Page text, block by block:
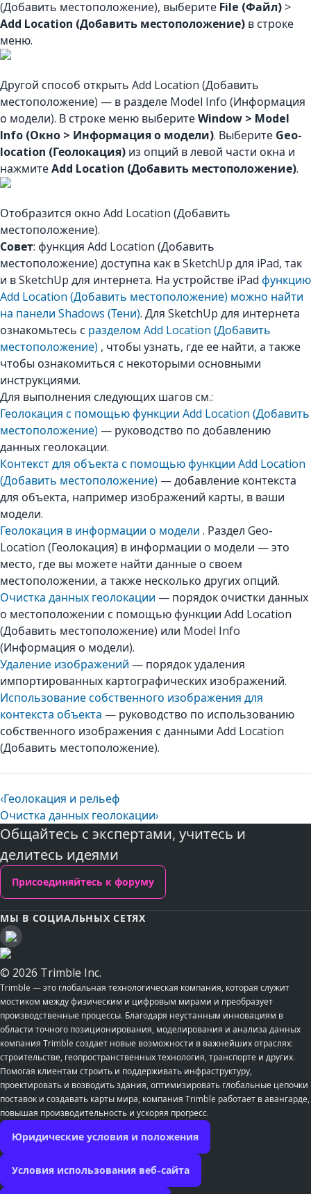
(Добавить местоположение), выберите File (Файл) >
Add Location (Добавить местоположение) в строке
меню.
Другой способ открыть Add Location (Добавить
местоположение) — в разделе Model Info (Информация
о модели). В строке меню выберитеWindow > Model
Info (Окно > Информация о модели). Выберите Geo-
location (Геолокация) из опций в левой части окна и
нажмитеAdd Location (Добавить местоположение).
Отобразится окно Add Location (Добавить
местоположение).
Совет: функция Add Location (Добавить
местоположение) доступна как в SketchUp для iPad, так
и в SketchUp для интернета. На устройстве iPad функцию
Add Location (Добавить местоположение) можно найти
на панели Shadows (Тени). Для SketchUp для интернета
ознакомьтесь с разделом Add Location (Добавить
местоположение) , чтобы узнать, где ее найти, а также
чтобы ознакомиться с некоторыми основными
инструкциями.
Для выполнения следующих шагов см.:
Геолокация с помощью функции Add Location (Добавить
местоположение) — руководство по добавлению
данных геолокации.
Контекст для объекта с помощью функции Add Location
(Добавить местоположение) — добавление контекста
для объекта, например изображений карты, в ваши
модели.
Геолокация в информации о модели . Раздел Geo-
Location (Геолокация) в информации о модели — это
место, где вы можете найти данные о своем
местоположении, а также несколько других опций.
Очистка данных геолокации — порядок очистки данных
о местоположении с помощью функции Add Location
(Добавить местоположение) или Model Info
(Информация о модели).
Удаление изображений — порядок удаления
импортированных картографических изображений.
Использование собственного изображения для
контекста объекта — руководство по использованию
собственного изображения с данными Add Location
(Добавить местоположение).
‹Геолокация и рельеф
Очистка данных геолокации›
Общайтесь с экспертами, учитесь и
делитесь идеями
Присоединяйтесь к форуму
МЫ В СОЦИАЛЬНЫХ СЕТЯХ
© 2026 Trimble Inc.
Trimble — это глобальная технологическая компания, которая служит
мостиком между физическим и цифровым мирами и преобразует
производственные процессы. Благодаря неустанным инновациям в
области точного позиционирования, моделирования и анализа данных
компания Trimble создает новые возможности в важнейших отраслях:
строительстве, геопространственных технология, транспорте и других.
Помогая клиентам строить и поддерживать инфраструктуру,
проектировать и возводить здания, оптимизировать глобальные цепочки
поставок и создавать карты мира, компания Trimble работает в авангарде,
повышая производительность и ускоряя прогресс.
Юридические условия и положения
Условия использования веб-сайта